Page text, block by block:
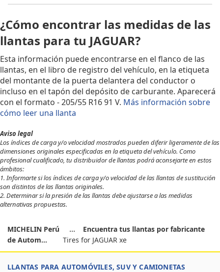
¿Cómo encontrar las medidas de las
llantas para tu JAGUAR?
Esta información puede encontrarse en el flanco de las
llantas, en el libro de registro del vehículo, en la etiqueta
del montante de la puerta delantera del conductor o
incluso en el tapón del depósito de carburante. Aparecerá
con el formato - 205/55 R16 91 V. Más información sobre
cómo leer una llanta
Aviso legal
Los índices de carga y/o velocidad mostrados pueden diferir ligeramente de las
dimensiones originales especificadas en la etiqueta del vehículo. Como
profesional cualificado, tu distribuidor de llantas podrá aconsejarte en estos
ámbitos:
1. Informarte si los índices de carga y/o velocidad de las llantas de sustitución
son distintos de las llantas originales.
2. Determinar si la presión de las llantas debe ajustarse a las medidas
alternativas propuestas.
MICHELIN Perú
Encuentra tus llantas por fabricante
de Autom...
Tires for JAGUAR xe
LLANTAS PARA AUTOMÓVILES, SUV Y CAMIONETAS